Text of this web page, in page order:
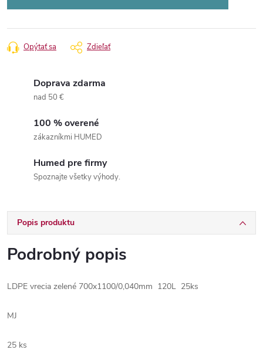
Opýtať sa Zdieľať
Doprava zdarma
nad 50 €
100 % overené
zákazníkmi HUMED
Humed pre firmy
Spoznajte všetky výhody.
Popis produktu
Podrobný popis
LDPE vrecia zelené 700x1100/0,040mm 120L 25ks
MJ
25 ks